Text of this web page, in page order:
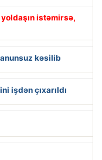
istəmirsə,
kəsilib
işdən çıxarıldı